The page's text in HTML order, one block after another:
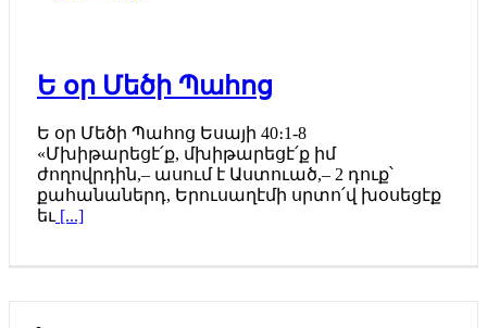
Ե օր Մեծի Պահոց
Ե օր Մեծի Պահոց Եսայի 40։1-8
«Մխիթարեցէ՛ք, մխիթարեցէ՛ք իմ
ժողովրդին,– ասում է Աստուած,– 2 դուք՝
քահանաներդ, Երուսաղէմի սրտո՛վ խօսեցէք
եւ [...]